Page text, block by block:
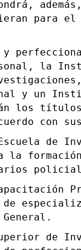
para el
la
y un
los títulos
con
de
la
de